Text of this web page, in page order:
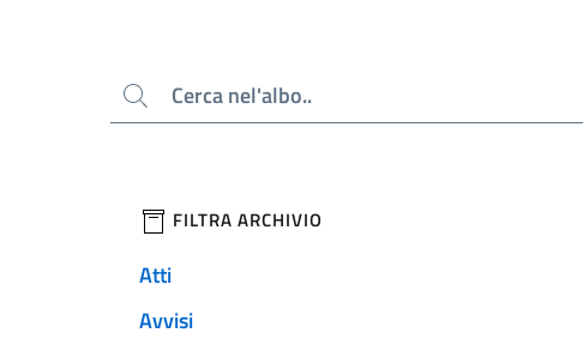
Cerca
filtri da applicare
FILTRA ARCHIVIO
Atti
Avvisi